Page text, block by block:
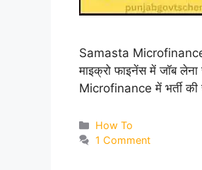
Samasta Microfinance
माइक्रो फाइनेंस में जॉब
Microfinance में भर्ती की
Categories
How To
1 Comment